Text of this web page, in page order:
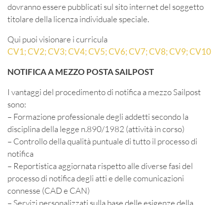
dovranno essere pubblicati sul sito internet del soggetto
titolare della licenza individuale speciale.
Qui puoi visionare i curricula
CV1;CV2;CV3;CV4;CV5;CV6;CV7;CV8;CV9;CV10
NOTIFICA A MEZZO POSTA SAILPOST
I vantaggi del procedimento di notifica a mezzo Sailpost
sono:
– Formazione professionale degli addetti secondo la
disciplina della legge n.890/1982 (attività in corso)
– Controllo della qualità puntuale di tutto il processo di
notifica
– Reportistica aggiornata rispetto alle diverse fasi del
processo di notifica degli atti e delle comunicazioni
connesse (CAD e CAN)
– Servizi personalizzati sulla base delle esigenze della